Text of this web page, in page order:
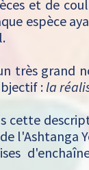
et de
espèce
très grand
: la
cette
l'Ashtanga